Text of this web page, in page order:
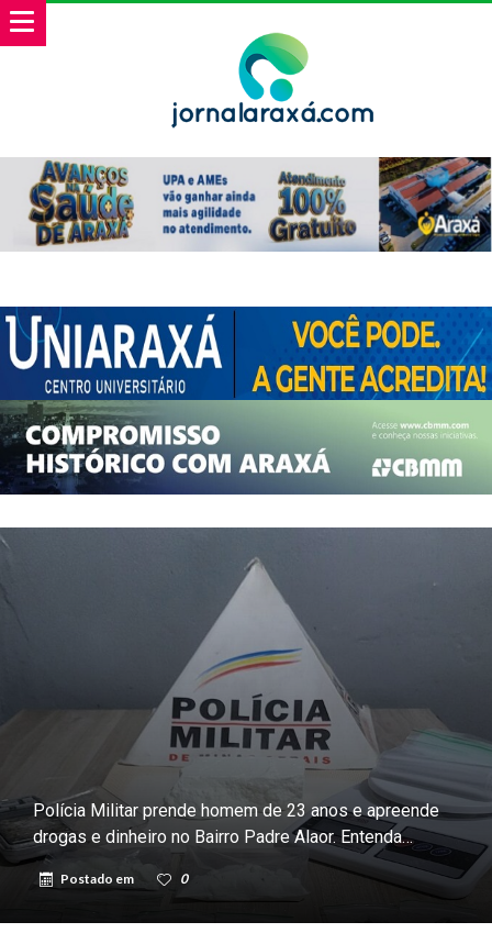
Polícia Militar prende homem de 23 anos e apreende
drogas e dinheiro no Bairro Padre Alaor. Entenda…
Postado em 0